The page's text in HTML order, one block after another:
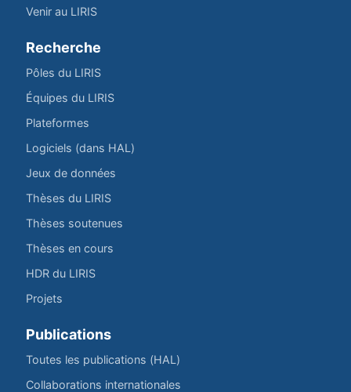
Venir au LIRIS
Recherche
Pôles du LIRIS
Équipes du LIRIS
Plateformes
Logiciels (dans HAL)
Jeux de données
Thèses du LIRIS
Thèses soutenues
Thèses en cours
HDR du LIRIS
Projets
Publications
Toutes les publications (HAL)
Collaborations internationales